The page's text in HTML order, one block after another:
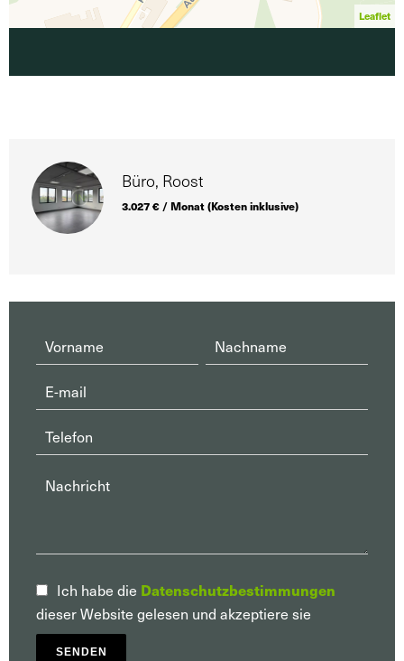
Leaflet
Büro, Roost
3.027 € / Monat (Kosten inklusive)
Ich habe die Datenschutzbestimmungen
dieser Website gelesen und akzeptiere sie
SENDEN